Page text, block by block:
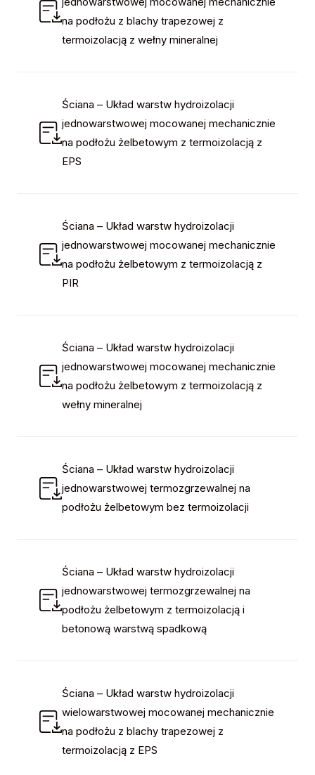
na podłożu z blachy trapezowej z
termoizolacją z wełny mineralnej
Ściana – Układ warstw hydroizolacji
jednowarstwowej mocowanej mechanicznie
na podłożu żelbetowym z termoizolacją z
EPS
Ściana – Układ warstw hydroizolacji
jednowarstwowej mocowanej mechanicznie
na podłożu żelbetowym z termoizolacją z
PIR
Ściana – Układ warstw hydroizolacji
jednowarstwowej mocowanej mechanicznie
na podłożu żelbetowym z termoizolacją z
wełny mineralnej
Ściana – Układ warstw hydroizolacji
jednowarstwowej termozgrzewalnej na
podłożu żelbetowym bez termoizolacji
Ściana – Układ warstw hydroizolacji
jednowarstwowej termozgrzewalnej na
podłożu żelbetowym z termoizolacją i
betonową warstwą spadkową
Ściana – Układ warstw hydroizolacji
wielowarstwowej mocowanej mechanicznie
na podłożu z blachy trapezowej z
termoizolacją z EPS